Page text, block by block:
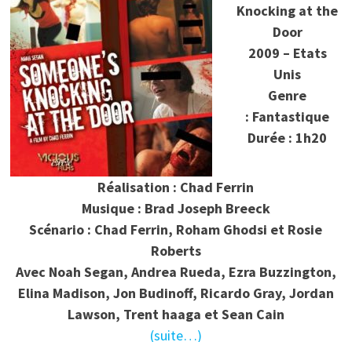
Knocking at the
Door
2009 – Etats
Unis
Genre
: Fantastique
Durée : 1h20
Réalisation : Chad Ferrin
Musique : Brad Joseph Breeck
Scénario : Chad Ferrin, Roham Ghodsi et Rosie
Roberts
Avec Noah Segan, Andrea Rueda, Ezra Buzzington,
Elina Madison, Jon Budinoff, Ricardo Gray, Jordan
Lawson, Trent haaga et Sean Cain
(suite…)